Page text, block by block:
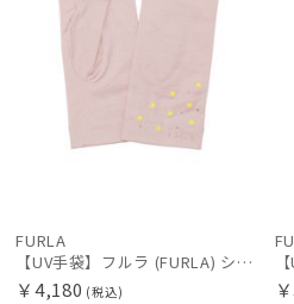
傘機能
マフラー・ストール・スカーフ
手袋・アームカバー
FURLA
【UV手袋】フルラ (FURLA) ショート ＵＶ手袋 ミモザ 指無し 接触冷感
￥4,180 (税込)